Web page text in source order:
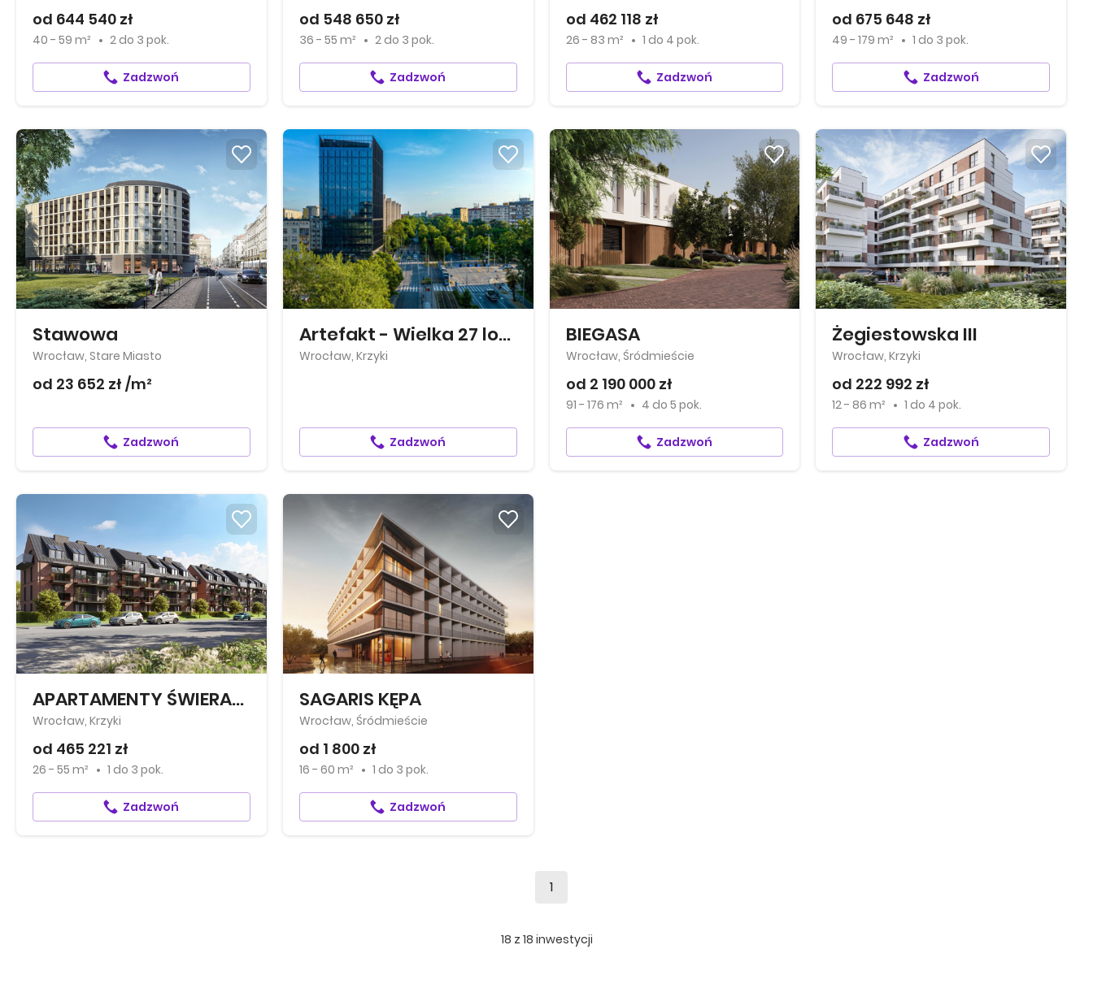
od 644 540 zł
40 - 59 m² 2 do 3 pok.
Zadzwoń
od 548 650 zł
36 - 55 m² 2do 3 pok.
Zadzwoń
od 462 118 zł
26 - 83 m² 1 do 4 pok.
Zadzwoń
od 675 648 zł
49 - 179 m² 1 do 3 pok.
Zadzwoń
Stawowa
Wrocław, Stare Miasto
od 23 652 zł /m²
Zadzwoń
Artefakt - Wielka 27 lokale biurowe
Wrocław, Krzyki
Zadzwoń
BIEGASA
Wrocław, Śródmieście
od 2 190 000 zł
91 - 176 m² 4 do 5 pok.
Zadzwoń
Żegiestowska III
Wrocław, Krzyki
od 222 992 zł
12 - 86 m² 1 do 4 pok.
Zadzwoń
APARTAMENTY ŚWIERADOWSKA
Wrocław, Krzyki
od 465 221 zł
26 - 55 m² 1 do 3 pok.
Zadzwoń
SAGARIS KĘPA
Wrocław, Śródmieście
od 1 800 zł
16 - 60 m² 1 do 3 pok.
Zadzwoń
1
18 z 18 inwestycji